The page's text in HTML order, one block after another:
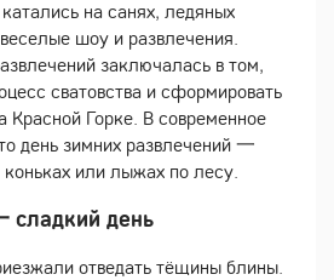
на санях, ледяных
шоу и развлечения.
заключалась в том,
сватовства и сформировать
Красной Горке. В современное
день зимних развлечений 一
коньках или лыжах по лесу.
сладкий день
отведать тёщины блины.